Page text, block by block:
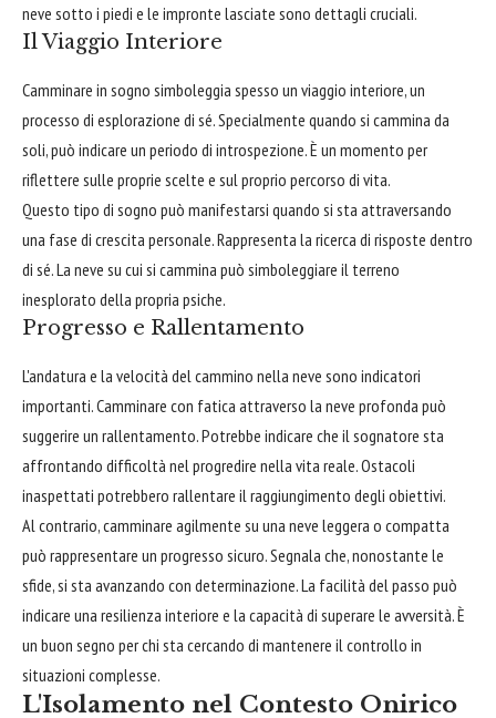
neve sotto i piedi e le impronte lasciate sono dettagli cruciali.
Il Viaggio Interiore
Camminare in sogno simboleggia spesso un viaggio interiore, un
processo di esplorazione di sé. Specialmente quando si cammina da
soli, può indicare un periodo di introspezione. È un momento per
riflettere sulle proprie scelte e sul proprio percorso di vita.
Questo tipo di sogno può manifestarsi quando si sta attraversando
una fase di crescita personale. Rappresenta la ricerca di risposte dentro
di sé. La neve su cui si cammina può simboleggiare il terreno
inesplorato della propria psiche.
Progresso e Rallentamento
L'andatura e la velocità del cammino nella neve sono indicatori
importanti. Camminare con fatica attraverso la neve profonda può
suggerire un rallentamento. Potrebbe indicare che il sognatore sta
affrontando difficoltà nel progredire nella vita reale. Ostacoli
inaspettati potrebbero rallentare il raggiungimento degli obiettivi.
Al contrario, camminare agilmente su una neve leggera o compatta
può rappresentare un progresso sicuro. Segnala che, nonostante le
sfide, si sta avanzando con determinazione. La facilità del passo può
indicare una resilienza interiore e la capacità di superare le avversità. È
un buon segno per chi sta cercando di mantenere il controllo in
situazioni complesse.
L'Isolamento nel Contesto Onirico